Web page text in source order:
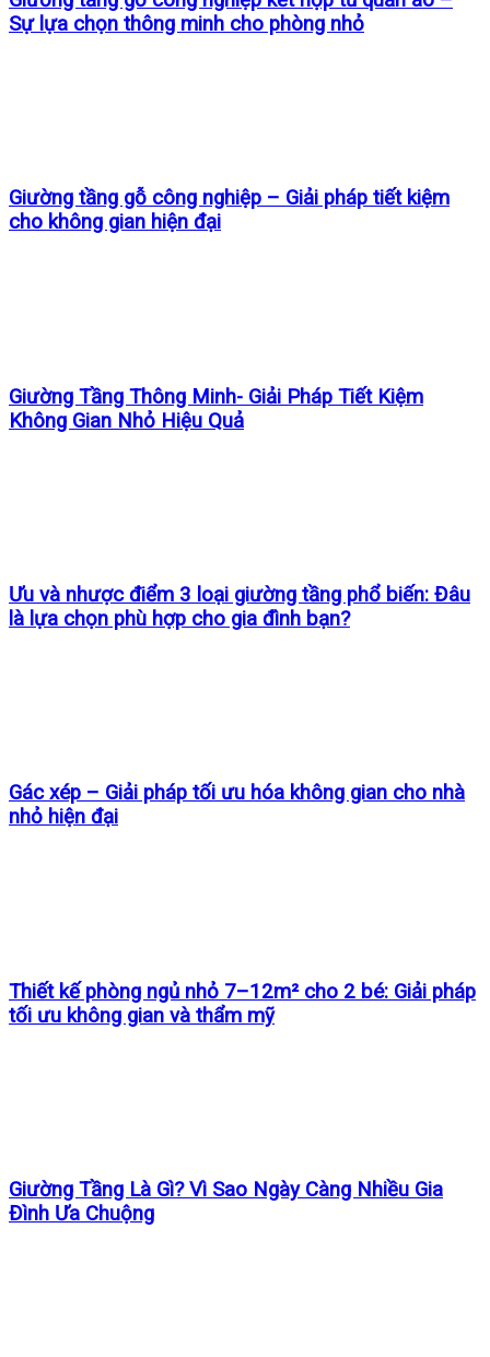
Sự lựa chọn thông minh cho phòng nhỏ
Giường tầng gỗ công nghiệp – Giải pháp tiết kiệm
cho không gian hiện đại
Giường Tầng Thông Minh- Giải Pháp Tiết Kiệm
Không Gian Nhỏ Hiệu Quả
Ưu và nhược điểm 3 loại giường tầng phổ biến: Đâu
là lựa chọn phù hợp cho gia đình bạn?
Gác xép – Giải pháp tối ưu hóa không gian cho nhà
nhỏ hiện đại
Thiết kế phòng ngủ nhỏ 7–12m² cho 2 bé: Giải pháp
tối ưu không gian và thẩm mỹ
Giường Tầng Là Gì? Vì Sao Ngày Càng Nhiều Gia
Đình Ưa Chuộng